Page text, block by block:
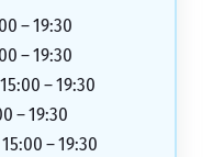
– 19:30
– 19:30
– 19:30
– 19:30
– 19:30